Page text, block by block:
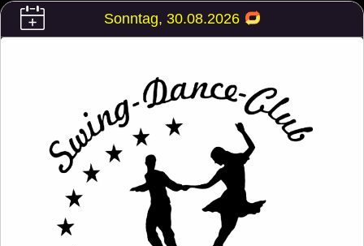
Sonntag, 30.08.2026